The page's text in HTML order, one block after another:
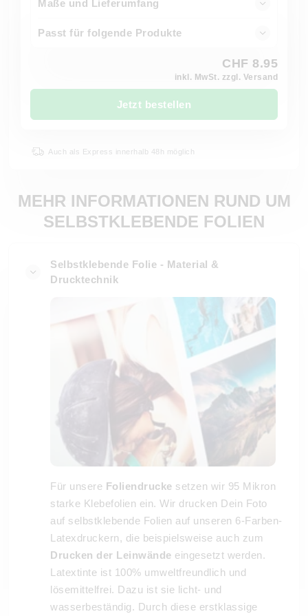
Maße und Lieferumfang
Passt für folgende Produkte
CHF 8.95
inkl. MwSt. zzgl. Versand
Jetzt bestellen
Auch als Express innerhalb 48h möglich
MEHR INFORMATIONEN RUND UM
SELBSTKLEBENDE FOLIEN
Selbstklebende Folie - Material &
Drucktechnik
Für unsere Foliendrucke setzen wir 95 Mikron
starke Klebefolien ein. Wir drucken Dein Foto
auf selbstklebende Folien auf unseren 6-Farben-
Latexdruckern, die beispielsweise auch zum
Drucken der Leinwände eingesetzt werden.
Latextinte ist 100% umweltfreundlich und
lösemittelfrei. Dazu ist sie licht- und
wasserbeständig. Durch diese erstklassige